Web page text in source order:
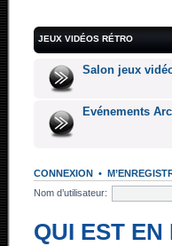
JEUX VIDÉOS RÉTRO
Salon jeux
Evénements
CONNEXION •
Nom d’utilisateur:
QUI EST EN